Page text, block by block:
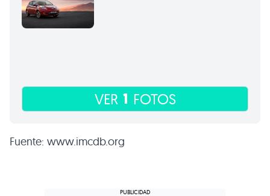
VER 1 FOTOS
Fuente: www.imcdb.org